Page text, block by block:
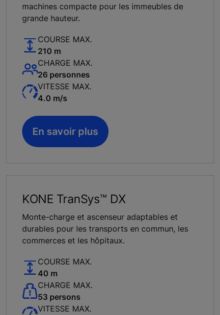
machines compacte pour les immeubles de
grande hauteur.
COURSE MAX.
210 m
CHARGE MAX.
26 personnes
VITESSE MAX.
4.0 m/s
En savoir plus
KONE TranSys™ DX
Monte-charge et ascenseur adaptables et
durables pour les transports en commun, les
commerces et les hôpitaux.
COURSE MAX.
40 m
CHARGE MAX.
53 persons
VITESSE MAX.